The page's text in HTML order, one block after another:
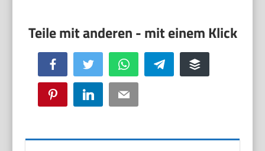
Facebook Twitter WhatsApp Telegram Buffer
Pinterest LinkedIn Email